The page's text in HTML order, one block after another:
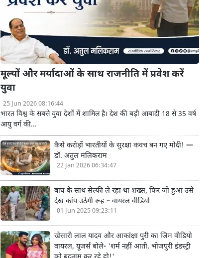
मूल्यों और मर्यादाओं के साथ राजनीति में प्रवेश करें
युवा
25 Jun 2026 08:16:44
भारत विश्व के सबसे युवा देशों में शामिल है। देश की बड़ी आबादी 18 से 35 वर्ष
आयु वर्ग की...
कैसे करोड़ों भारतीयों के सुरक्षा कवच बन गए मोदी! —
डॉ. अतुल मलिकराम
22 Jan 2026 06:34:47
बाघ के साथ सेल्फी ले रहा था शख्स, फिर जो हुआ उसे
देख कांप उठेगी रूह – वायरल वीडियो
01 Jun 2025 09:23:11
खेसारी लाल यादव और आकांक्षा पुरी का जिम वीडियो
वायरल, यूजर्स बोले- 'शर्म नहीं आती, भोजपुरी इंडस्ट्री